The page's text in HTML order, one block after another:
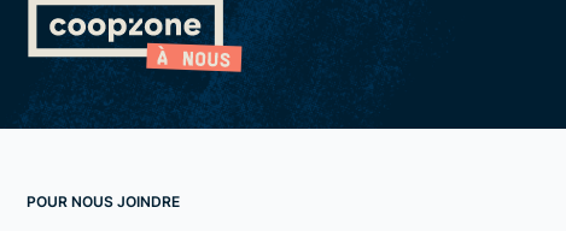
POUR NOUS JOINDRE